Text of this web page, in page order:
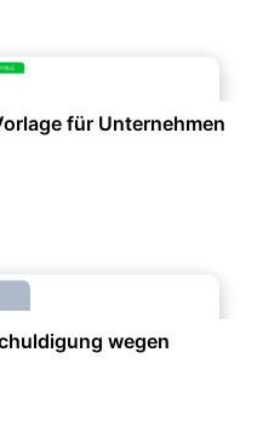
für Unternehmen
wegen